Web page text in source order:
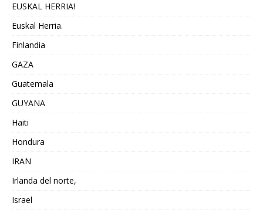
EUSKAL HERRIA!
Euskal Herria.
Finlandia
GAZA
Guatemala
GUYANA
Haiti
Hondura
IRAN
Irlanda del norte,
Israel